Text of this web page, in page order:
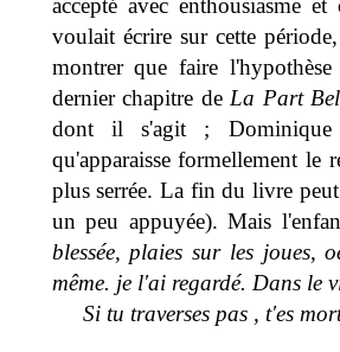
accepté avec enthousiasme
voulait écrire sur cette
montrer que faire
dernier chapitre de La Part
dont il s'agit ; Dominique
qu'apparaisse formellement le
plus serrée. La fin du livre
un peu appuyée). Mais
blessée, plaies sur les joues,
même. je l'ai regardé. Dans le
Si tu traverses pas , t'es